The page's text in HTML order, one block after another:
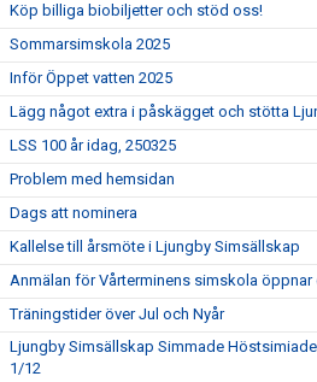
Köp billiga biobiljetter och stöd oss!
Sommarsimskola 2025
Inför Öppet vatten 2025
Lägg något extra i påskägget och stötta
LSS 100 år idag, 250325
Problem med hemsidan
Dags att nominera
Kallelse till årsmöte i Ljungby Simsällskap
Anmälan för Vårterminens simskola öppnar
Träningstider över Jul och Nyår
Ljungby Simsällskap Simmade
1/12